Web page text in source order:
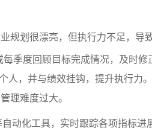
规划很漂亮，但执行力不足，导
季度回顾目标完成情况，及时修
人，并与绩效挂钩，提升执行力
理难度过大。
动化工具，实时跟踪各项指标进